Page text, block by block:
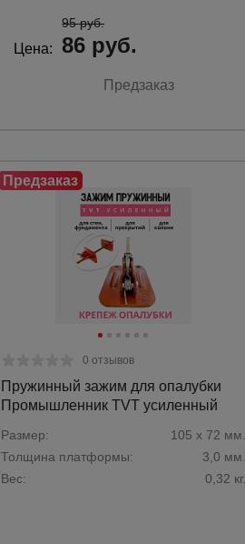
Цена:
95 руб.
86 руб.
Предзаказ
0 отзывов
Пружинный зажим для опалубки
Промышленник TVT усиленный
Размер:
105 х 72 мм.
Толщина платформы:
3,0 мм.
Вес:
0,32 кг.